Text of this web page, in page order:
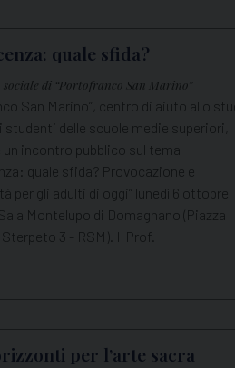
quale sfida?
sociale di “Portofranco San Marino”
San Marino”, centro di aiuto allo
delle scuole medie superiori,
un incontro pubblico sul tema
quale sfida? Provocazione e
per gli adulti di oggi” lunedì 6 ottobre
Montelupo di Domagnano (Piazza
3 - RSM). Il Prof.
per l’arte sacra